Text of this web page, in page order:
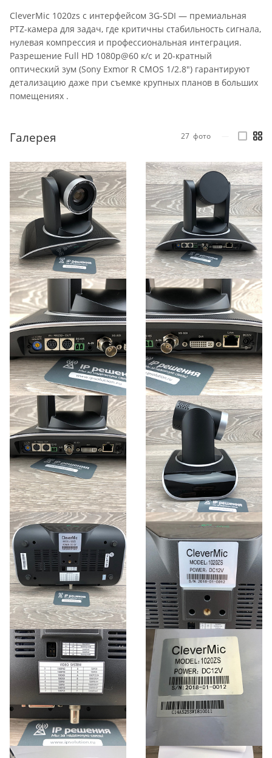
CleverMic 1020zs с интерфейсом 3G-SDI — премиальная
PTZ-камера для задач, где критичны стабильность сигнала,
нулевая компрессия и профессиональная интеграция.
Разрешение Full HD 1080p@60 к/с и 20-кратный
оптический зум (Sony Exmor R CMOS 1/2.8″) гарантируют
детализацию даже при съемке крупных планов в больших
помещениях .
Галерея 27 фото